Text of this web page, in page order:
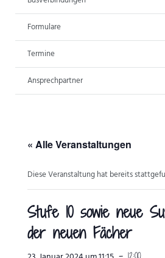
ANSPRECHPARTNER
Formulare
Termine
Ansprechpartner
« Alle Veranstaltungen
Diese Veranstaltung hat bereits
Stufe 10 sowie neue
der neuen Fächer